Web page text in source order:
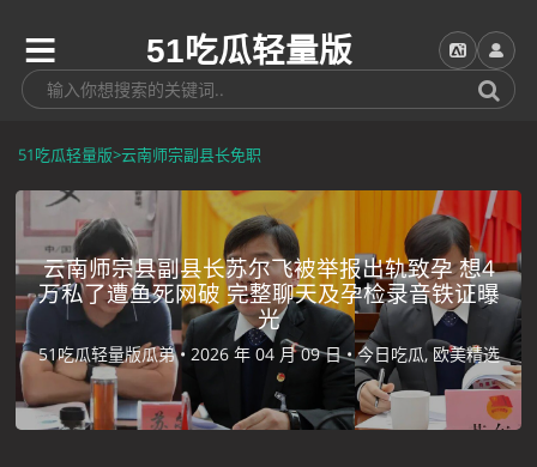
51吃瓜轻量版
51吃瓜轻量版>云南师宗副县长免职
云南师宗县副县长苏尔飞被举报出轨致孕 想4
万私了遭鱼死网破 完整聊天及孕检录音铁证曝
光
51吃瓜轻量版瓜弟 • 2026 年 04 月 09 日 •今日吃瓜, 欧美精选